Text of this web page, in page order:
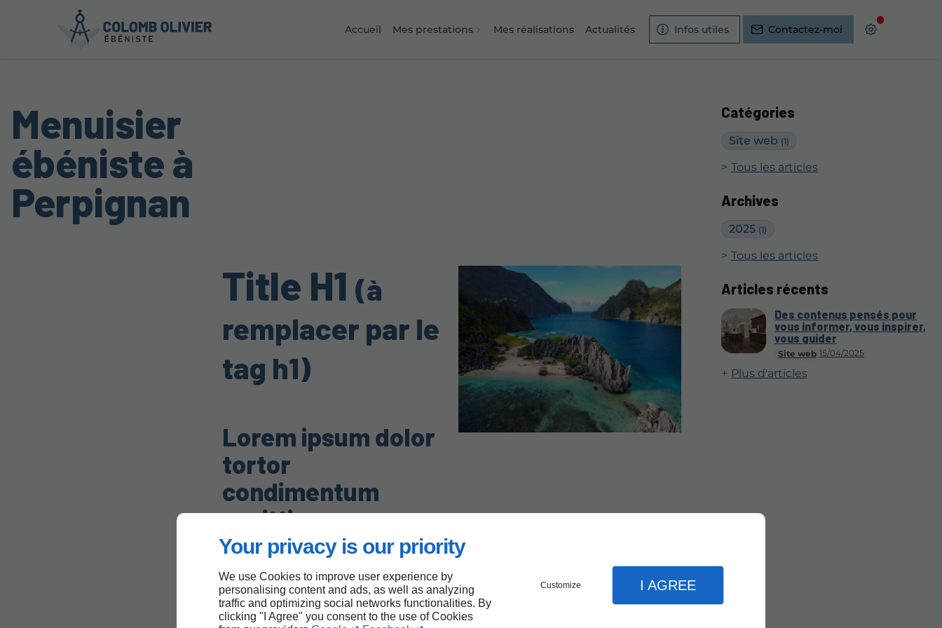
Your privacy is our priority
We use Cookies to improve user experience by
personalising content and ads, as well as analyzing
traffic and optimizing social networks functionalities. By
clicking "I Agree" you consent to the use of Cookies
Customize I AGREE
Accueil Mes prestations Mes réalisations Actualités Infos utiles Contactez-moi
Catégories
Site web (1)
Tous les articles
Archives
2025 (1)
Tous les articles
Articles récents
Site web 15/04/2025
Des contenus pensés pour
vous informer, vous inspirer,
vous guider
Plus d'articles
Menuisier
ébéniste à
Perpignan
Title H1 (à
remplacer par le
tag h1)
Lorem ipsum dolor
tortor
condimentum
sagittis
Lorem ipsum dolor sit amet,
consectetur adipiscing elit. Proin vel
diam vulputate, venenatis tortor
condimentum, sagittis libero.